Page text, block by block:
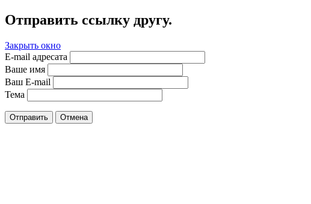
Отправить ссылку другу.
Закрыть окно
E-mail адресата
Ваше имя
Ваш E-mail
Тема
Отправить Отмена